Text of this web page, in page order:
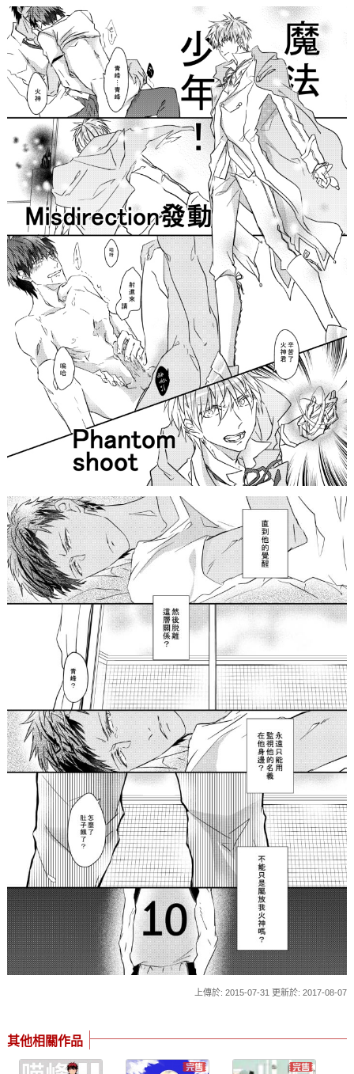
上傳於: 2015-07-31 更新於: 2017-08-07
其他相關作品